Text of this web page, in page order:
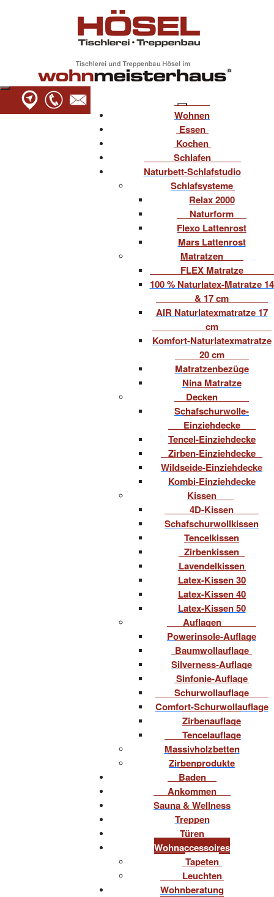
Wohnen
Essen
Kochen
Schlafen
Naturbett-Schlafstudio
Schlafsysteme
Relax 2000
Naturform
Flexo Lattenrost
Mars Lattenrost
Matratzen
FLEX Matratze
100 % Naturlatex-Matratze 14
& 17 cm
AIR Naturlatexmatratze 17
cm
Komfort-Naturlatexmatratze
20 cm
Matratzenbezüge
Nina Matratze
Decken
Schafschurwolle-
Einziehdecke
Tencel-Einziehdecke
Zirben-Einziehdecke
Wildseide-Einziehdecke
Kombi-Einziehdecke
Kissen
4D-Kissen
Schafschurwollkissen
Tencelkissen
Zirbenkissen
Lavendelkissen
Latex-Kissen 30
Latex-Kissen 40
Latex-Kissen 50
Auflagen
Powerinsole-Auflage
Baumwollauflage
Silverness-Auflage
Sinfonie-Auflage
Schurwollauflage
Comfort-Schurwollauflage
Zirbenauflage
Tencelauflage
Massivholzbetten
Zirbenprodukte
Baden
Ankommen
Sauna & Wellness
Treppen
Türen
Wohnaccessoires
Tapeten
Leuchten
Wohnberatung